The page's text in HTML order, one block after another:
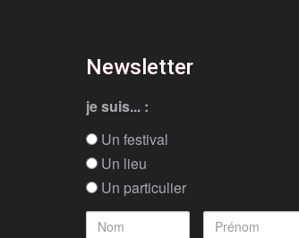
Newsletter
je suis... :
Un festival
Un lieu
Un particulier